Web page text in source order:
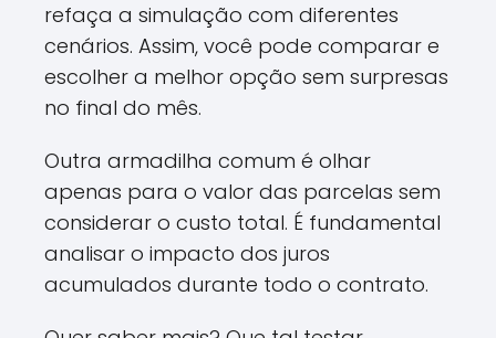
refaça a simulação com diferentes
cenários. Assim, você pode comparar e
escolher a melhor opção sem surpresas
no final do mês.
Outra armadilha comum é olhar
apenas para o valor das parcelas sem
considerar o custo total. É fundamental
analisar o impacto dos juros
acumulados durante todo o contrato.